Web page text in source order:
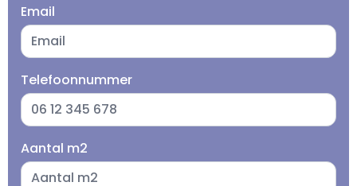
Email
Telefoonnummer
Aantal m2